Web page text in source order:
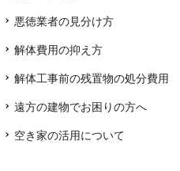
悪徳業者の見分け方
解体費用の抑え方
解体工事前の残置物の処分費用
遠方の建物でお困りの方へ
空き家の活用について